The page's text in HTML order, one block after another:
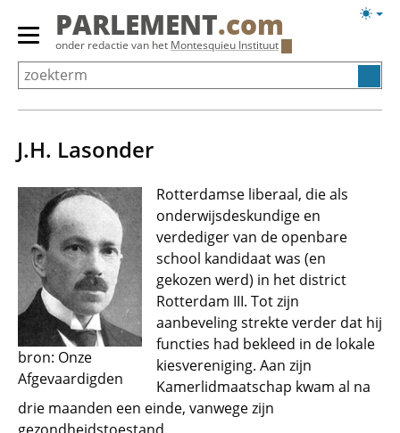
Overslaan
Primair
menu
tonen/verbergen
PARLEMENT.com
onder redactie van het Montesquieu Instituut
J.H. Lasonder
bron: Onze
Afgevaardigden
Rotterdamse liberaal, die als
onderwijsdeskundige en
verdediger van de openbare
school kandidaat was (en
gekozen werd) in het district
Rotterdam III. Tot zijn
aanbeveling strekte verder dat hij
functies had bekleed in de lokale
kiesvereniging. Aan zijn
Kamerlidmaatschap kwam al na
drie maanden een einde, vanwege zijn